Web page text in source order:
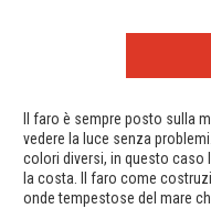
Il faro è sempre posto sulla
vedere la luce senza
colori diversi, in questo caso
la costa. Il faro come
onde tempestose del mare